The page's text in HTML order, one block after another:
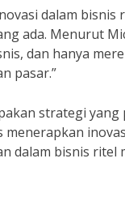
dalam
ada. Menurut
dan hanya
pasar.”
strategi
dalam bisnis ritel